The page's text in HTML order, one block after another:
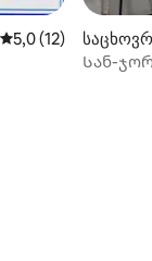
საშუალო
5,0 (12)
Სან-